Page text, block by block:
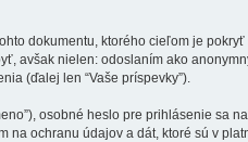
dokumentu, ktorého cieľom je
avšak nielen: odoslaním ako
(ďalej len “Vaše príspevky”).
osobné heslo pre prihlásenie sa
na ochranu údajov a dát, ktoré sú v